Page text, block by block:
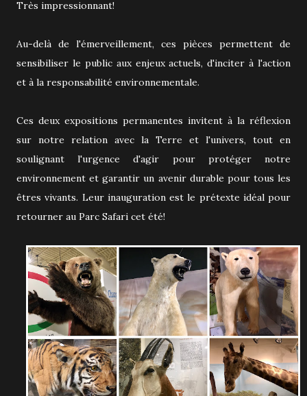
Très impressionnant!
Au-delà de l'émerveillement, ces pièces permettent de
sensibiliser le public aux enjeux actuels, d'inciter à l'action
et à la responsabilité environnementale.
Ces deux expositions permanentes invitent à la réflexion
sur notre relation avec la Terre et l'univers, tout en
soulignant l'urgence d'agir pour protéger notre
environnement et garantir un avenir durable pour tous les
êtres vivants. Leur inauguration est le prétexte idéal pour
retourner au Parc Safari cet été!